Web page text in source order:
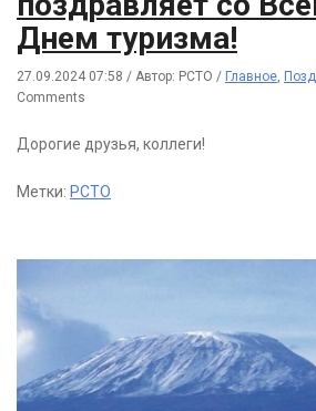
Днем туризма!
27.09.2024 07:58 / Автор: РСТО / Главное
Comments
Дорогие друзья, коллеги!
Метки: РСТО